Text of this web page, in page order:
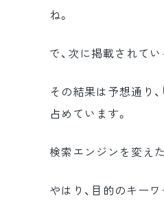
ね。
で、次に掲載されて
その結果は予想通り、
占めています。
検索エンジンを変え
やはり、目的のキー